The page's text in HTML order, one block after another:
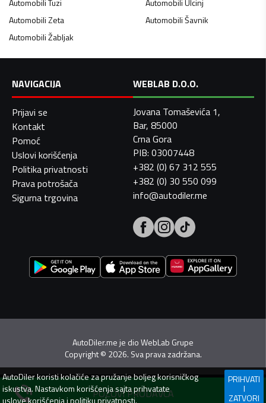
POZOVI PRODAVCA
AutomobiliTuzi AutomobiliUlcinj
AutomobiliZeta AutomobiliŠavnik
AutomobiliŽabljak
NAVIGACIJA
Prijavi se
Kontakt
Pomoć
Uslovi korišćenja
Politika privatnosti
Prava potrošača
Sigurna trgovina
WEBLAB D.O.O.
Jovana Tomaševića 1,
Bar, 85000
Crna Gora
PIB: 03007448
+382 (0) 67 312 555
+382 (0) 30 550 099
info@autodiler.me
AutoDiler.me je dioWebLab Grupe
Copyright© 2026. Sva prava zadržana.
AutoDilerkoristi kolačiće za pružanje boljeg korisničkog
iskustva. Nastavkom korišćenja sajta prihvatate
uslove korišćenjaipolitiku privatnosti.
PRIHVATI
I
ZATVORI